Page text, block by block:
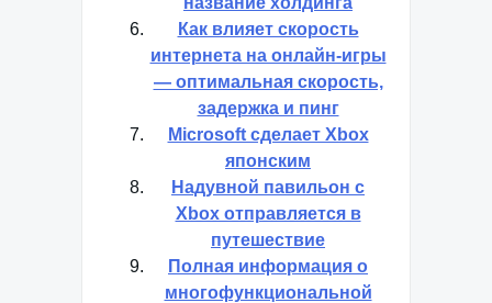
Как влияет скорость
интернета на онлайн-игры
— оптимальная скорость,
задержка и пинг
Microsoft сделает Xbox
японским
Надувной павильон с
Xbox отправляется в
путешествие
Полная информация о
многофункциональной